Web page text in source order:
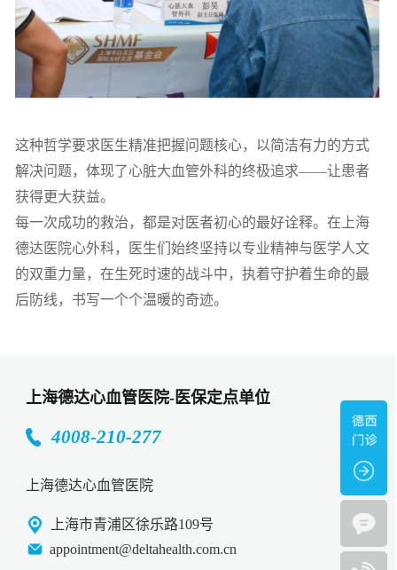
这种哲学要求医生精准把握问题核心，以简洁有力的方式
解决问题，体现了心脏大血管外科的终极追求——让患者
获得更大获益。
每一次成功的救治，都是对医者初心的最好诠释。在上海
德达医院心外科，医生们始终坚持以专业精神与医学人文
的双重力量，在生死时速的战斗中，执着守护着生命的最
后防线，书写一个个温暖的奇迹。
上海德达心血管医院-医保定点单位
4008-210-277
上海德达心血管医院
上海市青浦区徐乐路109号
appointment@deltahealth.com.cn